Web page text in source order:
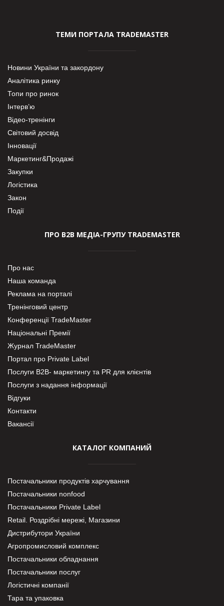
ТЕМИ ПОРТАЛА TRADEMASTER
Новини України та закордону
Аналітика ринку
Топи про ринок
Інтерв’ю
Відео-тренінги
Світовий досвід
Інновації
Маркетинг&Продажі
Закупки
Логістика
Закон
Події
ПРО В2В МЕДІА-ГРУПУ TRADEMASTER
Про нас
Наша команда
Реклама на порталі
Тренінговий центр
Конференції TradeMaster
Національні Премії
Журнал TradeMaster
Портал про Private Label
Послуги В2В- маркетингу та PR для клієнтів
Послуги з надання інформації
Відгуки
Контакти
Вакансії
КАТАЛОГ КОМПАНИЙ
Постачальники продуктів харчування
Постачальники nonfood
Постачальники Private Label
Retail. Роздрібні мережі, Магазини
Дистрибутори України
Агропромисловий комплекс
Постачальники обладнання
Постачальники послуг
Логістичні компанії
Тара та упаковка